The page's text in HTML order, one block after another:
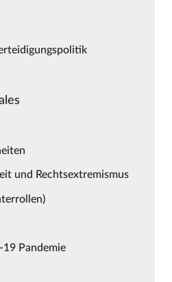
und Rechtsextremismus
Pandemie